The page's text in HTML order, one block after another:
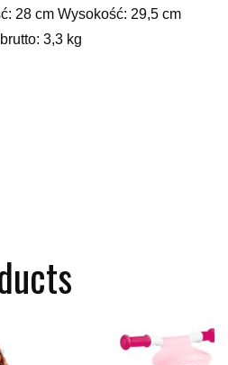
28 cm Wysokość: 29,5 cm
3,3 kg